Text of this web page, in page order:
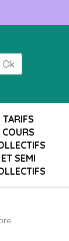
Ok
TARIFS
COURS
ET SEMI